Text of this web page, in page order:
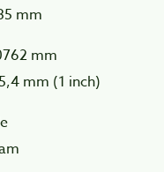
mm
mm
mm (1 inch)